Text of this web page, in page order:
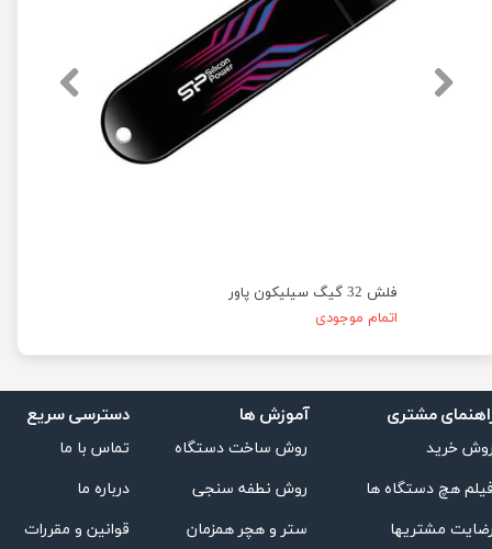
فلش 32 گیگ سیلیکون پاور
اتمام موجودی
مشتری
خرید
هچ دستگاه ها
مشتریها
آموزش ها
روش ساخت دستگاه
روش نطفه سنجی
ستر و هچر همزمان
دسترسی سریع
تماس با ما
درباره ما
قوانین و مقررات